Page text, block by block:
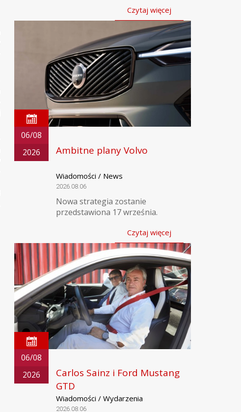
Czytaj więcej
06/08
2026
Ambitne plany Volvo
Wiadomości / News
2026.08.06
Nowa strategia zostanie
przedstawiona 17 września.
Czytaj więcej
06/08
2026
Carlos Sainz i Ford Mustang
GTD
Wiadomości / Wydarzenia
2026.08.06